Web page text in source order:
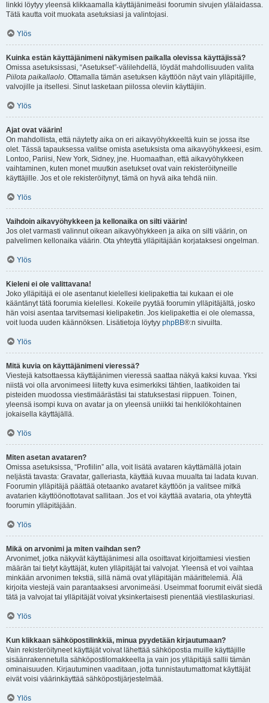
linkki löytyy yleensä klikkaamalla käyttäjänimeäsi foorumin sivujen ylälaidassa.
Tätä kautta voit muokata asetuksiasi ja valintojasi.
Ylös
Kuinka estän käyttäjänimeni näkymisen paikalla olevissa käyttäjissä?
Omissa asetuksissasi, “Asetukset”-välilehdellä, löydät mahdollisuuden valita
Piilota paikallaolo. Ottamalla tämän asetuksen käyttöön näyt vain ylläpitäjille,
valvojille ja itsellesi. Sinut lasketaan piilossa oleviin käyttäjiin.
Ylös
Ajat ovat väärin!
On mahdollista, että näytetty aika on eri aikavyöhykkeeltä kuin se jossa itse
olet. Tässä tapauksessa valitse omista asetuksista oma aikavyöhykkeesi, esim.
Lontoo, Pariisi, New York, Sidney, jne. Huomaathan, että aikavyöhykkeen
vaihtaminen, kuten monet muutkin asetukset ovat vain rekisteröityneille
käyttäjille. Jos et ole rekisteröitynyt, tämä on hyvä aika tehdä niin.
Ylös
Vaihdoin aikavyöhykkeen ja kellonaika on silti väärin!
Jos olet varmasti valinnut oikean aikavyöhykkeen ja aika on silti väärin, on
palvelimen kellonaika väärin. Ota yhteyttä ylläpitäjään korjataksesi ongelman.
Ylös
Kieleni ei ole valittavana!
Joko ylläpitäjä ei ole asentanut kielellesi kielipakettia tai kukaan ei ole
kääntänyt tätä foorumia kielellesi. Kokeile pyytää foorumin ylläpitäjältä, josko
hän voisi asentaa tarvitsemasi kielipaketin. Jos kielipakettia ei ole olemassa,
voit luoda uuden käännöksen. Lisätietoja löytyy phpBB®:n sivuilta.
Ylös
Mitä kuvia on käyttäjänimeni vieressä?
Viestejä katsottaessa käyttäjänimen vieressä saattaa näkyä kaksi kuvaa. Yksi
niistä voi olla arvonimeesi liitetty kuva esimerkiksi tähtien, laatikoiden tai
pisteiden muodossa viestimäärästäsi tai statuksestasi riippuen. Toinen,
yleensä isompi kuva on avatar ja on yleensä uniikki tai henkilökohtainen
jokaisella käyttäjällä.
Ylös
Miten asetan avataren?
Omissa asetuksissa, “Profiilin” alla, voit lisätä avataren käyttämällä jotain
neljästä tavasta: Gravatar, galleriasta, käyttää kuvaa muualta tai ladata kuvan.
Foorumin ylläpitäjä päättää otetaanko avataret käyttöön ja valitsee mitkä
avatarien käyttöönottotavat sallitaan. Jos et voi käyttää avataria, ota yhteyttä
foorumin ylläpitäjään.
Ylös
Mikä on arvonimi ja miten vaihdan sen?
Arvonimet, jotka näkyvät käyttäjänimesi alla osoittavat kirjoittamiesi viestien
määrän tai tietyt käyttäjät, kuten ylläpitäjät tai valvojat. Yleensä et voi vaihtaa
minkään arvonimen tekstiä, sillä nämä ovat ylläpitäjän määrittelemiä. Älä
kirjoita viestejä vain parantaaksesi arvonimeäsi. Useimmat foorumit eivät siedä
tätä ja valvojat tai ylläpitäjät voivat yksinkertaisesti pienentää viestilaskuriasi.
Ylös
Kun klikkaan sähköpostilinkkiä, minua pyydetään kirjautumaan?
Vain rekisteröityneet käyttäjät voivat lähettää sähköpostia muille käyttäjille
sisäänrakennetulla sähköpostilomakkeella ja vain jos ylläpitäjä sallii tämän
ominaisuuden. Kirjautuminen vaaditaan, jotta tunnistautumattomat käyttäjät
eivät voisi väärinkäyttää sähköpostijärjestelmää.
Ylös